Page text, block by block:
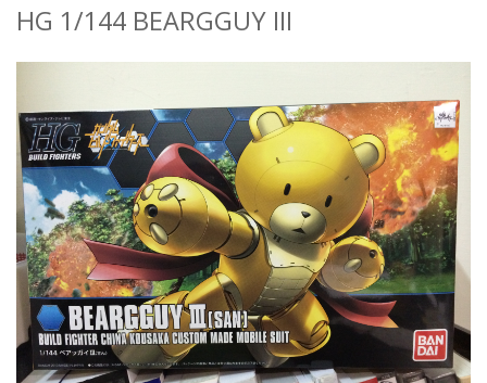
HG 1/144 BEARGGUY III